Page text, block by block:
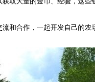
和合作，一起开发自己的农